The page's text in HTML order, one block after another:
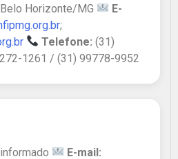
Horizonte/MG
E-
;
Telefone: (31)
1261 / (31) 99778-9952
E-mail: